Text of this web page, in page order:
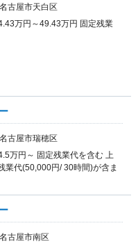
古屋市天白区
万円～49.43万円 固定残業
古屋市瑞穂区
万円～ 固定残業代を含む 上
業代(50,000円/ 30時間)が含ま
古屋市南区